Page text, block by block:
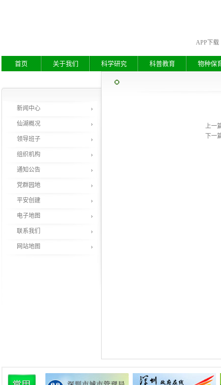
APP下载
首页 关于我们 科学研究 科普教育 物种保
上一
下一
新闻中心
仙湖概况
领导班子
组织机构
通知公告
党群园地
平安创建
电子地图
联系我们
网站地图